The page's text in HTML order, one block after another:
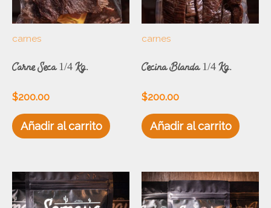
carnes
Carne Seca 1/4 Kg.
$200.00
Añadir al carrito
carnes
Cecina Blanda 1/4 Kg.
$200.00
Añadir al carrito